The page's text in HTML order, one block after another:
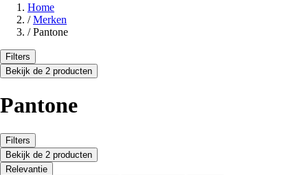
Home
/ Merken
/ Pantone
Filters
Bekijk de 2 producten
Pantone
Filters
Bekijk de 2 producten
Relevantie